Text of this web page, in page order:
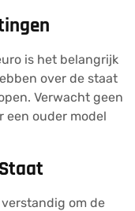
is het belangrijk
over de staat
Verwacht geen
een ouder model
om de